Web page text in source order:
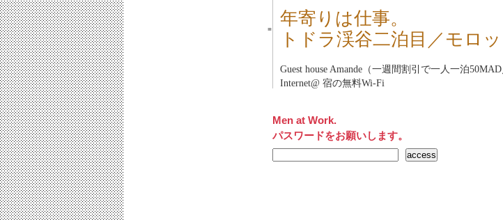
■
年寄りは仕事。
トドラ渓谷二泊目／モロッ
Guest house Amande（一週間割引で一人一泊50MAD
Internet@ 宿の無料Wi-Fi
Men at Work.
パスワードをお願いします。